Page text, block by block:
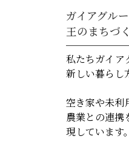
ガイアグル
王のまちづ
私たちガイア
新しい暮らし
空き家や未利
農業との連
現しています。